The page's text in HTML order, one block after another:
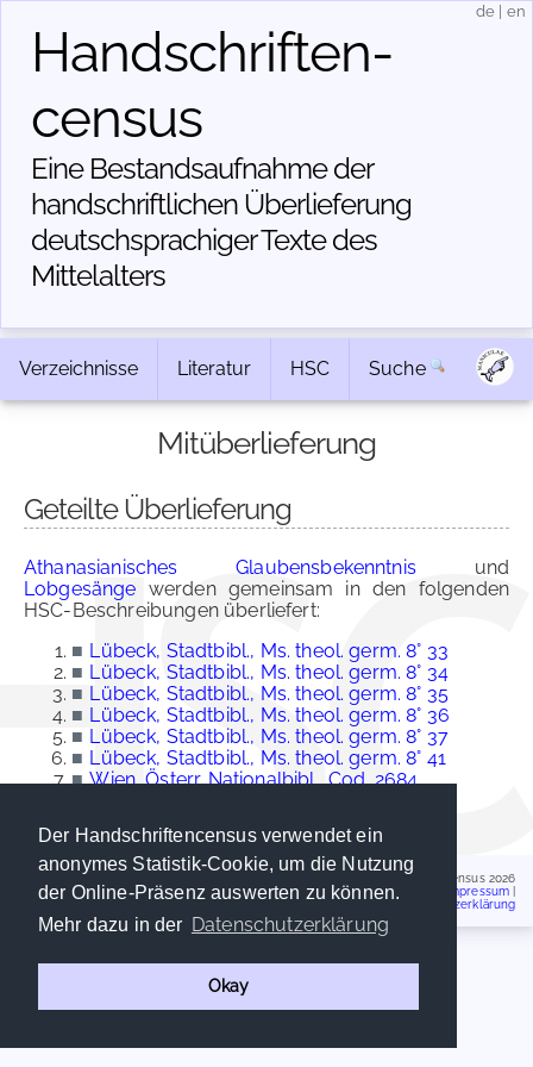
Der Handschriftencensus verwendet ein
anonymes Statistik-Cookie, um die Nutzung
der Online-Präsenz auswerten zu können.
Mehr dazu in der Datenschutzerklärung
Okay
Handschriften­
census
Eine Bestandsaufnahme der
handschriftlichen Über­lieferung
deutschsprachiger Texte des
Mittelalters
de en
Verzeichnisse Literatur HSC Suche
Mitüberlieferung
Geteilte Überlieferung
Athanasianisches Glaubensbekenntnis und
Lobgesänge werden gemeinsam in den folgenden
HSC-Beschreibungen überliefert:
■ Lübeck, Stadtbibl., Ms. theol. germ. 8° 33
■ Lübeck, Stadtbibl., Ms. theol. germ. 8° 34
■ Lübeck, Stadtbibl., Ms. theol. germ. 8° 35
■ Lübeck, Stadtbibl., Ms. theol. germ. 8° 36
■ Lübeck, Stadtbibl., Ms. theol. germ. 8° 37
■ Lübeck, Stadtbibl., Ms. theol. germ. 8° 41
■ Wien, Österr. Nationalbibl., Cod. 2684
Handschriftencensus 2026
Impressum
Datenschutzerklärung